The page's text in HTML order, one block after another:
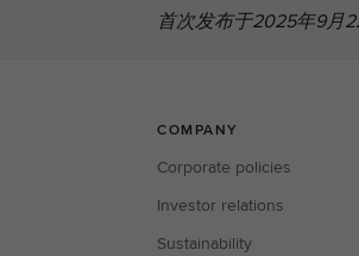
首次发布于2025年9月